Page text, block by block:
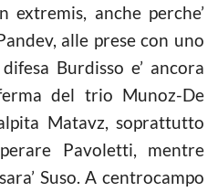
anche perche’
alle prese con uno
Burdisso e’ ancora
del trio Munoz-De
Matavz, soprattutto
Pavoletti, mentre
Suso. A centrocampo